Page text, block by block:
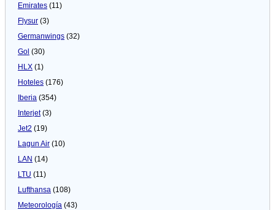
Emirates (11)
Flysur (3)
Germanwings (32)
Gol (30)
HLX (1)
Hoteles (176)
Iberia (354)
Interjet(3)
Jet2 (19)
Lagun Air (10)
LAN (14)
LTU (11)
Lufthansa (108)
Meteorologí­a (43)